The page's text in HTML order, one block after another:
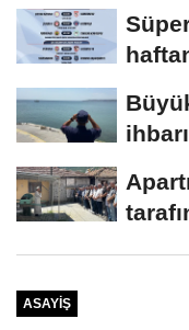
ASAYIŞ